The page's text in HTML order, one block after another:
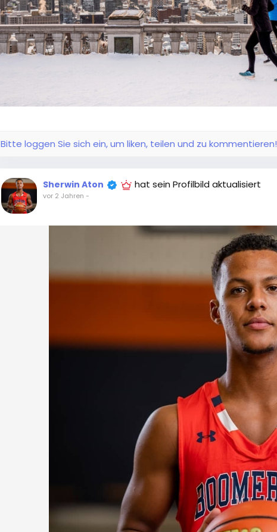
Bitte loggen Sie sich ein, um liken, teilen und zu kommentieren!
Sherwin Aton hat sein Profilbild aktualisiert
vor 2 Jahren -